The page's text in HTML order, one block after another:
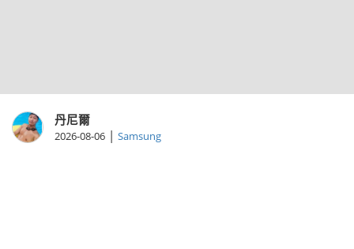
丹尼爾
2026-08-06 | Samsung